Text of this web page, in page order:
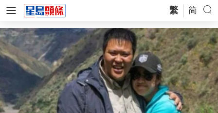
繁 简